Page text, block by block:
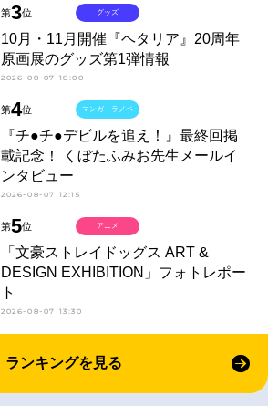
第3位
10月・11月開催『ヘタリア』20周年
原画展のグッズ第1弾情報
2026-08-07 18:00
グッズ
第4位
『チ●チ●デビルを追え！』最終回掲
載記念！ くぼたふみお先生メールイ
ンタビュー
2026-08-07 12:15
マンガ・ラノベ
第5位
「文豪ストレイドッグス ART &
DESIGN EXHIBITION」フォトレポー
ト
2026-08-07 13:30
アニメ
ランキングを見る